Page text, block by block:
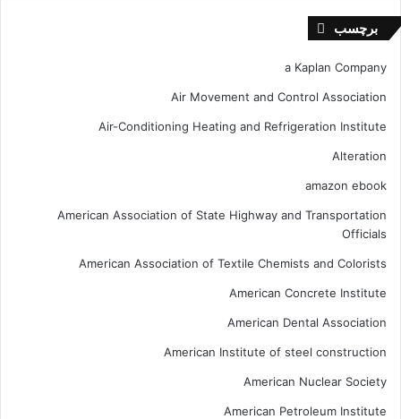
برچسب
a Kaplan Company
Air Movement and Control Association
Air-Conditioning Heating and Refrigeration Institute
Alteration
amazon ebook
American Association of State Highway and Transportation
Officials
American Association of Textile Chemists and Colorists
American Concrete Institute
American Dental Association
American Institute of steel construction
American Nuclear Society
American Petroleum Institute